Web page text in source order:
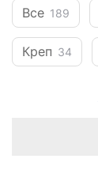
Все 189
Креп 34